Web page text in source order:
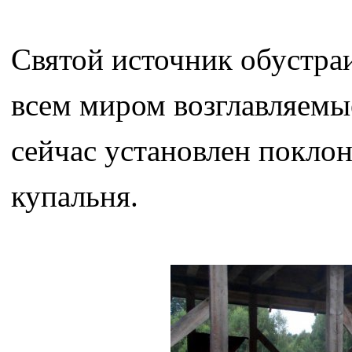
Святой источник
всем миром
сейчас установлен
купальня.